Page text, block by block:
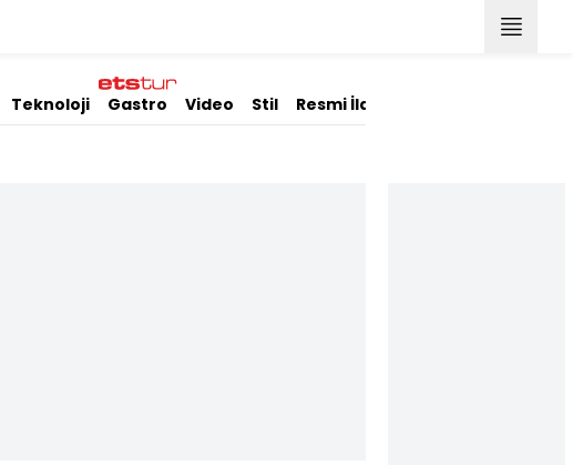
Teknoloji Gastro Video Stil Resmi İlanlar